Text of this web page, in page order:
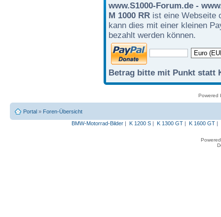
www.S1000-Forum.de -
M 1000 RR ist eine Webseite
kann dies mit einer kleinen
bezahlt werden können.
Betrag bitte mit Punkt statt
Powered
Portal » Foren-Übersicht
BMW-Motorrad-Bilder| K 1200 S| K 1300 GT| K 1600 GT|